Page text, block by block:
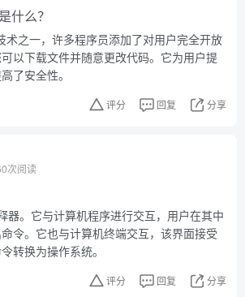
什么？
术之一，许多程序员添加了对用户完全开放
以下载文件并随意更改代码。它为用户提
了安全性。
评分 回复 分享
次阅读
器。它与计算机程序进行交互，用户在其中
令。它也与计算机终端交互，该界面接受
转换为操作系统。
评分 回复 分享